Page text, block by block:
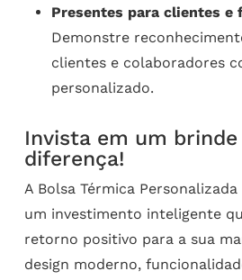
Presentes para clientes e
Demonstre
clientes e colaboradores
personalizado.
Invista em um brinde
diferença!
A Bolsa Térmica
um investimento inteligente
retorno positivo para a sua
design moderno,